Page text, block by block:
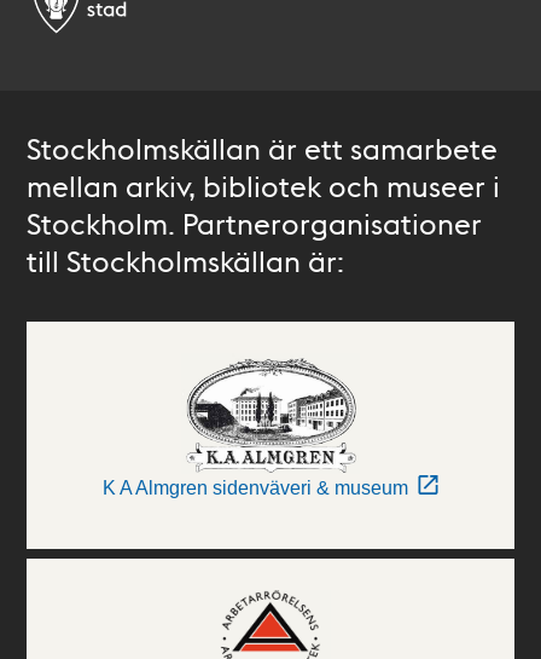
Stockholmskällan är ett samarbete
mellan arkiv, bibliotek och museer i
Stockholm. Partnerorganisationer
till Stockholmskällan är:
K A Almgren sidenväveri & museum